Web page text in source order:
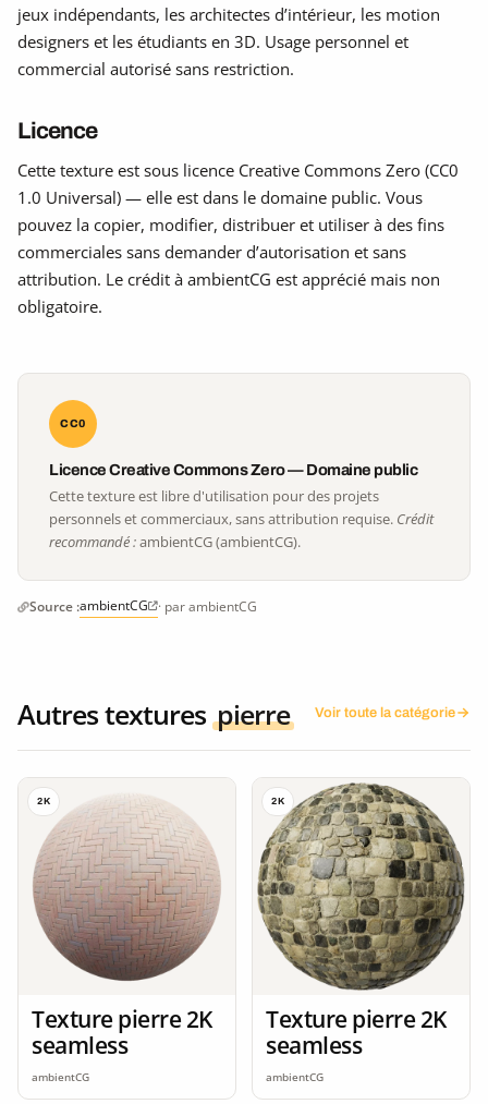
jeux indépendants, les architectes d’intérieur, les motion
designers et les étudiants en 3D. Usage personnel et
commercial autorisé sans restriction.
Licence
Cette texture est sous licence Creative Commons Zero (CC0
1.0 Universal) — elle est dans le domaine public. Vous
pouvez la copier, modifier, distribuer et utiliser à des fins
commerciales sans demander d’autorisation et sans
attribution. Le crédit à ambientCG est apprécié mais non
obligatoire.
CC0
Licence Creative Commons Zero — Domaine public
Cette texture est libre d'utilisation pour des projets
personnels et commerciaux, sans attribution requise. Crédit
recommandé :ambientCG (ambientCG).
Source :ambientCG · par ambientCG
Autres textures pierre Voir toute la catégorie
2K
Texture pierre 2K
seamless
ambientCG
2K
Texture pierre 2K
seamless
ambientCG